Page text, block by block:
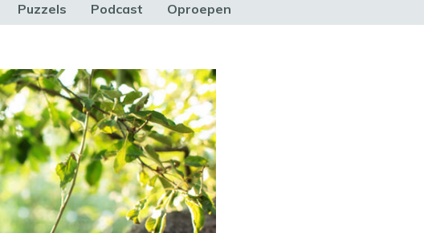
Puzzels Podcast Oproepen